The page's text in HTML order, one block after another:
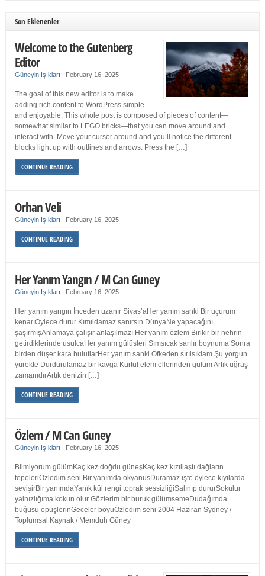
Son Eklenenler
Welcome to the Gutenberg
Editor
Güneyin Işıkları | February 16, 2025
The goal of this new editor is to make
adding rich content to WordPress simple
and enjoyable. This whole post is composed of pieces of content—
somewhat similar to LEGO bricks—that you can move around and
interact with. Move your cursor around and you’ll notice the different
blocks light up with outlines and arrows. Press the […]
CONTINUE READING
Orhan Veli
Güneyin Işıkları | February 16, 2025
CONTINUE READING
Her Yanım Yangın / M Can Guney
Güneyin Işıkları | February 16, 2025
Her yanım yangın İnceden uzanır Sivas’aHer yanım sanki Bir uçurum
kenarıÖylece durur Kımıldamaz sanırsın DünyaNe yapacağını
şaşırmışAnlamaya çalışır anlaşılmazı Her yanım özlem Birikir bir nehrin
getirdiklerinde usulcaHer yanım gülüşleri Sımsıcak sarılır boynuma Sonra
birden düşer kara bulutlarHer yanım sanki Öfkeden sırılsıklam Şu yorgun
yürekte Durdurulamaz bir kavga Kurtul elem ellerinden gülüm Artık uğraş
zamanıdırArtık denizin […]
CONTINUE READING
Özlem / M Can Guney
Güneyin Işıkları | February 16, 2025
Bilmiyorum gülümKaç kez doğdu güneşKaç kez kızıllaştı dağların
tepeleriÖzledim seni Bir yanımda okyanusDuramaz işte öylece kıyılarda
sevişirBir yanımdaYanık kül rengi toprak sessizliğiSalınıp dururSokulur
yalnızlığıma kokun olur Gözlerim bir buruk gülümsemeDudağımda
buğusu öpüşlerinGeceler boyuÖzledim seni 2004 Haziran Sydney /
Toplumsal Kaynak / Memduh Güney
CONTINUE READING